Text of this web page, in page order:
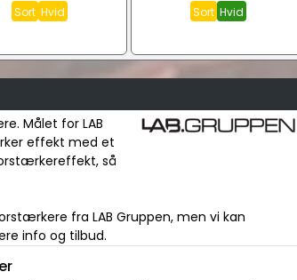
Sort Hvid Sort Hvid
Målet for LAB
effekt med et
så
fra LAB Gruppen, men vi kan
info og tilbud.